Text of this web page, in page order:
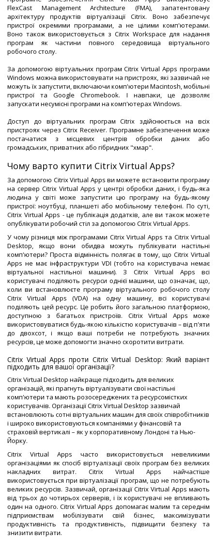
FlexCast Management Architecture (FMA), запатентовану
архітектуру продуктів віртуалізації Citrix. Воно забезпечує
пристрої окремими програмами, а не цілими комп'ютерами.
Воно також використовується з Citrix Workspace для надання
програм як частини повного середовища віртуального
робочого столу.
За допомогою віртуальних програм Citrix Virtual Apps програми
Windows можна використовувати на пристроях, які зазвичай не
можуть їх запустити, включаючи комп'ютери Macintosh, мобільні
пристрої та Google Chromebook. І навпаки, це дозволяє
запускати несумісні програми на комп'ютерах Windows.
Доступ до віртуальних програм Citrix здійснюється на всіх
пристроях через Citrix Receiver. Програмне забезпечення може
постачатися з місцевих центрів обробки даних або
громадських, приватних або гібридних "хмар".
Чому варто купити Citrix Virtual Apps?
За допомогою Citrix Virtual Apps ви можете встановити програму
на сервер Citrix Virtual Apps у центрі обробки даних, і будь-яка
людина у світі може запустити цю програму на будь-якому
пристрої: ноутбуці, планшеті або мобільному телефоні. По суті,
Citrix Virtual Apps - це публікація додатків, але ви також можете
опублікувати робочий стіл за допомогою Citrix Virtual Apps.
У чому різниця між програмами Citrix Virtual Apps та Citrix Virtual
Desktop, якщо вони обидва можуть публікувати настільні
комп'ютери? Проста відмінність полягає в тому, що Citrix Virtual
Apps не має інфраструктури VDI (тобто на користувача немає
віртуальної настільної машини). З Citrix Virtual Apps всі
користувачі поділяють ресурси однієї машини, що означає, що,
коли ви встановлюєте програму віртуального робочого столу
Citrix Virtual Apps (VDA) на одну машину, всі користувачі
поділяють цей ресурс. Це робить його загальною платформою,
доступною з багатьох пристроїв. Citrix Virtual Apps може
використовуватися будь-якою кількістю користувачів – від п'яти
до двохсот, і якщо ваші потреби не потребують значних
ресурсів, це може допомогти значно скоротити витрати.
Citrix Virtual Apps проти Citrix Virtual Desktop: Який варіант
підходить для вашої організації?
Citrix Virtual Desktop найкраще підходить для великих
організацій, які прагнуть віртуалізувати свої настільні
комп'ютери та мають розосереджених та ресурсомістких
користувачів. Організації Citrix Virtual Desktop зазвичай
встановлюють сотні віртуальних машин для своїх співробітників
і широко використовуються компаніями у фінансовій та
страховій вертикалі – як у корпоративному Лондоні та Нью-
Йорку.
Citrix Virtual Apps часто використовується невеликими
організаціями як спосіб віртуалізації своїх програм без великих
накладних витрат. Citrix Virtual Apps найчастіше
використовується при віртуалізації програм, що не потребують
великих ресурсів. Зазвичай, організації Citrix Virtual Apps мають
від трьох до чотирьох серверів, і їх користувачі не впливають
один на одного. Citrix Virtual Apps допомагає малим та середнім
підприємствам мобілізувати свій бізнес, максимізувати
продуктивність та продуктивність, підвищити безпеку та
знизити витрати.